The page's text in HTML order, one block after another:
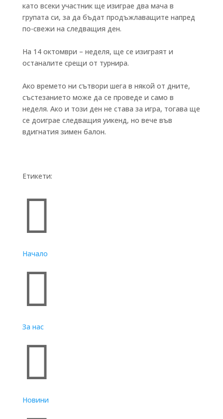
като всеки участник ще изиграе два мача в
групата си, за да бъдат продъжлаващите напред
по-свежи на следващия ден.
На 14 октомври – неделя, ще се изиграят и
останалите срещи от турнира.
Ако времето ни сътвори шега в някой от дните,
състезанието може да се проведе и само в
неделя. Ако и този ден не става за игра, тогава ще
се доиграе следващия уикенд, но вече във
вдигнатия зимен балон.
Етикети:

Начало

За нас

Новини